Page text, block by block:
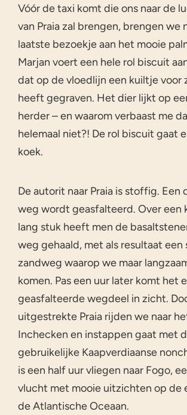
Vóór de taxi komt die ons naar de
van Praia zal brengen, brengen we
laatste bezoekje aan het mooie
Marjan voert een hele rol biscuit
dat op de vloedlijn een kuiltje voor
heeft gegraven. Het dier lijkt op
herder – en waarom verbaast me
helemaal niet?! De rol biscuit gaat
koek.
De autorit naar Praia is stoffig. Een
weg wordt geasfalteerd. Over een
lang stuk heeft men de
weg gehaald, met als resultaat
zandweg waarop we maar
komen. Pas een uur later komt het
geasfalteerde wegdeel in zicht.
uitgestrekte Praia rijden we naar
Inchecken en instappen gaat met
gebruikelijke Kaapverdiaanse
is een half uur vliegen naar Fogo,
vlucht met mooie uitzichten op de
de Atlantische Oceaan.